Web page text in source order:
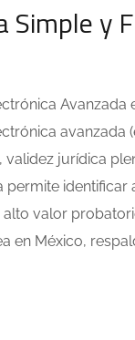
y
Avanzada
avanzada
jurídica
permite
valor
en México,